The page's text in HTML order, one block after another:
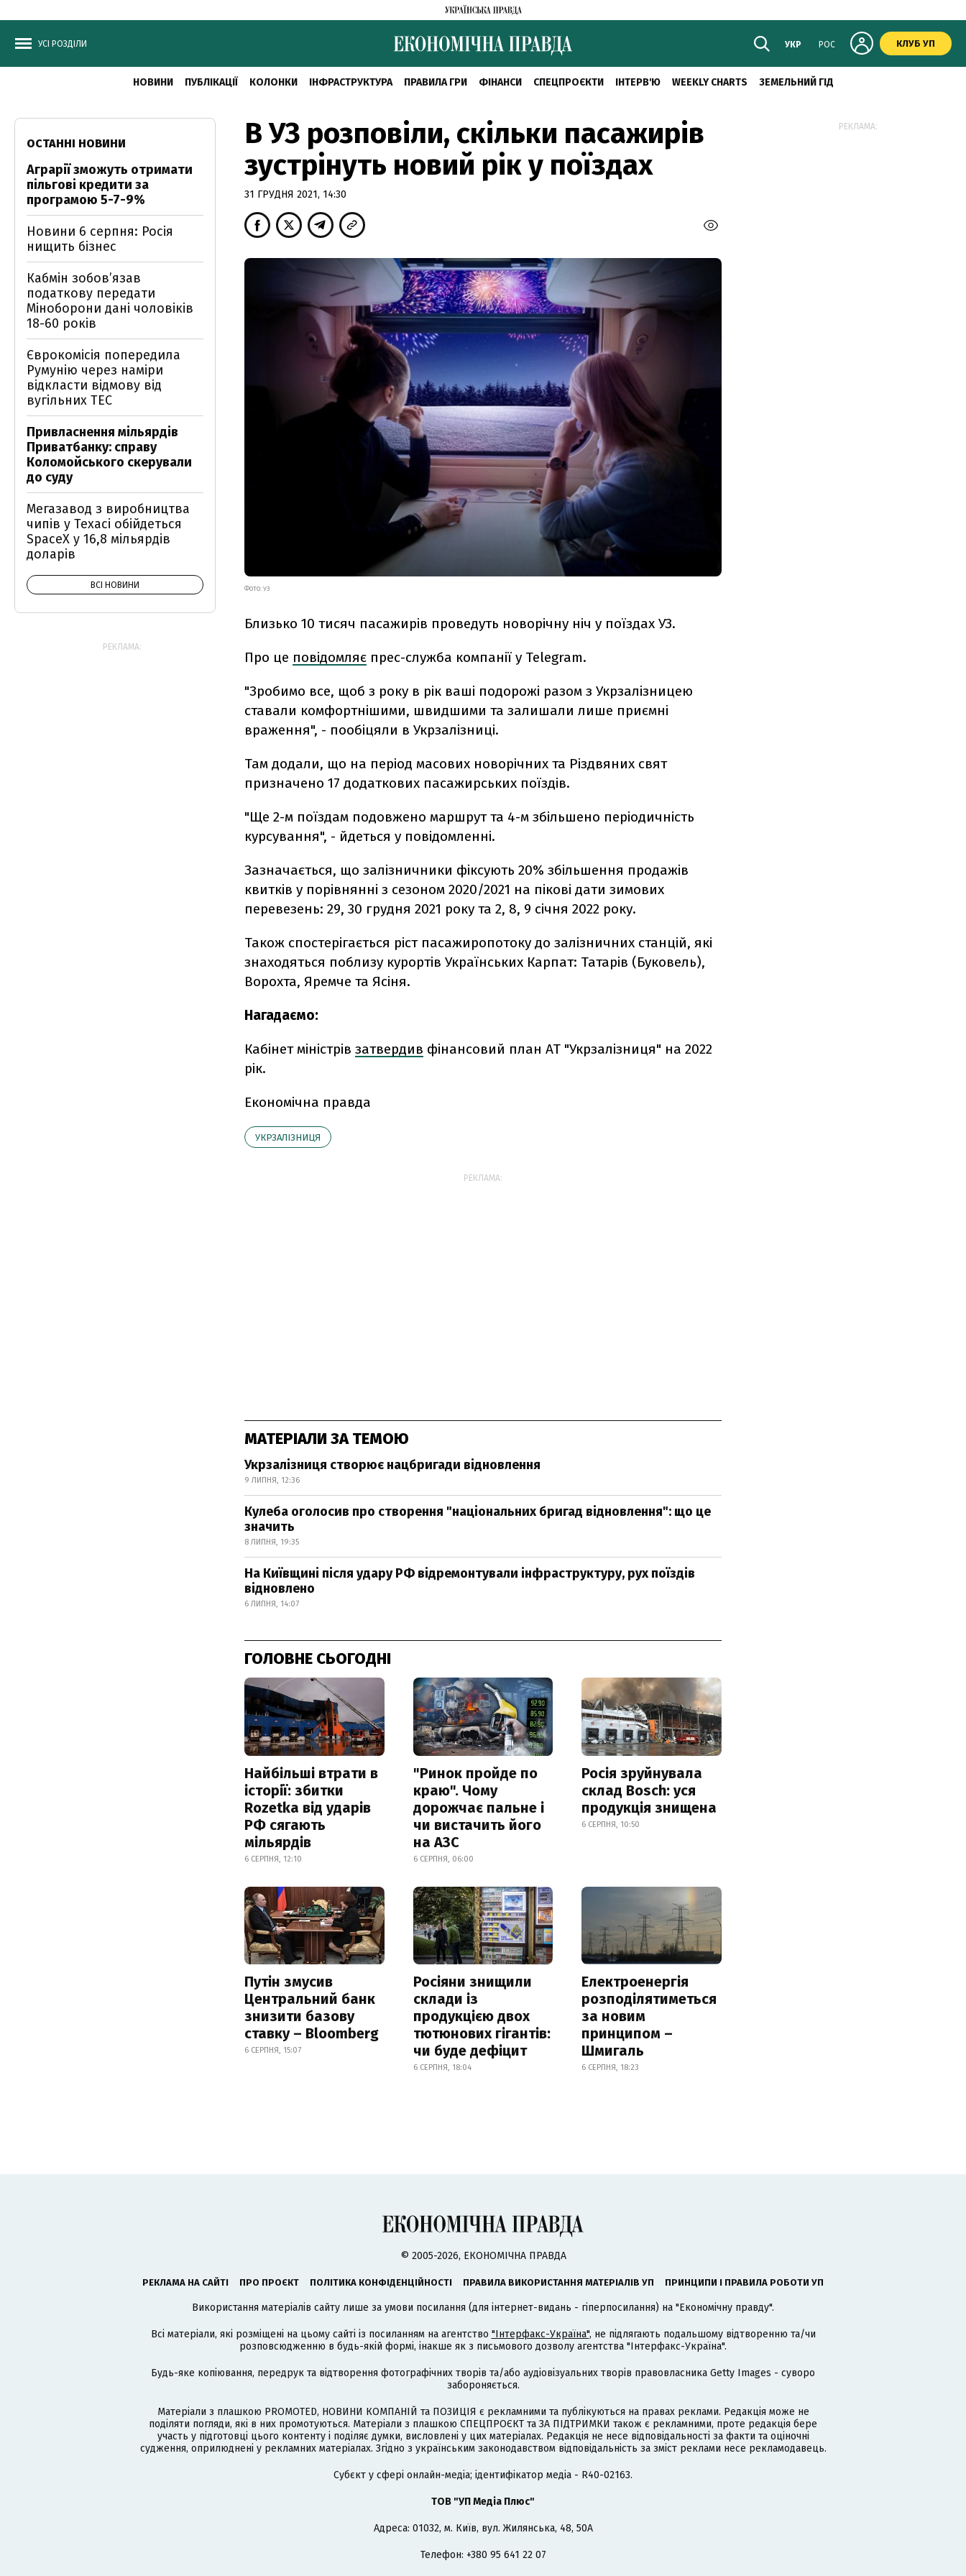
УСІ РОЗДІЛИ УКР РОС КЛУБ УП
НОВИНИ ПУБЛІКАЦІЇ КОЛОНКИ ІНФРАСТРУКТУРА ПРАВИЛА ГРИ ФІНАНСИ СПЕЦПРОЄКТИ ІНТЕРВ'Ю WEEKLY CHARTS ЗЕМЕЛЬНИЙ ГІД
В УЗ розповіли, скільки пасажирів
зустрінуть новий рік у поїздах
31 ГРУДНЯ 2021, 14:30
ФОТО: УЗ
Близько 10 тисяч пасажирів проведуть новорічну ніч у поїздах УЗ.
Про це повідомляє прес-служба компанії у Telegram.
"Зробимо все, щоб з року в рік ваші подорожі разом з Укрзалізницею
ставали комфортнішими, швидшими та залишали лише приємні
враження", - пообіцяли в Укрзалізниці.
Там додали, що на період масових новорічних та Різдвяних свят
призначено 17 додаткових пасажирських поїздів.
"Ще 2-м поїздам подовжено маршрут та 4-м збільшено періодичність
курсування", - йдеться у повідомленні.
Зазначається, що залізничники фіксують 20% збільшення продажів
квитків у порівнянні з сезоном 2020/2021 на пікові дати зимових
перевезень: 29, 30 грудня 2021 року та 2, 8, 9 січня 2022 року.
Також спостерігається ріст пасажиропотоку до залізничних станцій, які
знаходяться поблизу курортів Українських Карпат: Татарів (Буковель),
Ворохта, Яремче та Ясіня.
Нагадаємо:
Кабінет міністрів затвердив фінансовий план АТ "Укрзалізниця" на 2022
рік.
Економічна правда
УКРЗАЛІЗНИЦЯ
РЕКЛАМА:
МАТЕРІАЛИ ЗА ТЕМОЮ
Укрзалізниця створює нацбригади відновлення
9 ЛИПНЯ, 12:36
Кулеба оголосив про створення "національних бригад відновлення": що це
значить
8 ЛИПНЯ, 19:35
На Київщині після удару РФ відремонтували інфраструктуру, рух поїздів
відновлено
6 ЛИПНЯ, 14:07
ГОЛОВНЕ СЬОГОДНІ
Найбільші втрати в
історії: збитки
Rozetka від ударів
РФ сягають
мільярдів
6 СЕРПНЯ, 12:10
"Ринок пройде по
краю". Чому
дорожчає пальне і
чи вистачить його
на АЗС
6 СЕРПНЯ, 06:00
Росія зруйнувала
склад Bosch: уся
продукція знищена
6 СЕРПНЯ, 10:50
Путін змусив
Центральний банк
знизити базову
ставку – Bloomberg
6 СЕРПНЯ, 15:07
Росіяни знищили
склади із
продукцією двох
тютюнових гігантів:
чи буде дефіцит
6 СЕРПНЯ, 18:04
Електроенергія
розподілятиметься
за новим
принципом –
Шмигаль
6 СЕРПНЯ, 18:23
ОСТАННІ НОВИНИ
Аграрії зможуть отримати
пільгові кредити за
програмою 5-7-9%
Новини 6 серпня: Росія
нищить бізнес
Кабмін зобовʼязав
податкову передати
Міноборони дані чоловіків
18-60 років
Єврокомісія попередила
Румунію через наміри
відкласти відмову від
вугільних ТЕС
Привласнення мільярдів
Приватбанку: справу
Коломойського скерували
до суду
Мегазавод з виробництва
чипів у Техасі обійдеться
SpaceX у 16,8 мільярдів
доларів
ВСІ НОВИНИ
РЕКЛАМА:
РЕКЛАМА:
© 2005-2026, ЕКОНОМІЧНА ПРАВДА
РЕКЛАМА НА САЙТІ ПРО ПРОЄКТ ПОЛІТИКА КОНФІДЕНЦІЙНОСТІ ПРАВИЛА ВИКОРИСТАННЯ МАТЕРІАЛІВ УП ПРИНЦИПИ І ПРАВИЛА РОБОТИ УП
Використання матеріалів сайту лише за умови посилання (для інтернет-видань - гіперпосилання) на "Економічну правду".
Всі матеріали, які розміщені на цьому сайті із посиланням на агентство "Інтерфакс-Україна", не підлягають подальшому відтворенню та/чи
розповсюдженню в будь-якій формі, інакше як з письмового дозволу агентства "Інтерфакс-Україна".
Будь-яке копіювання, передрук та відтворення фотографічних творів та/або аудіовізуальних творів правовласника Getty Images - суворо
забороняється.
Матеріали з плашкою PROMOTED, НОВИНИ КОМПАНІЙ та ПОЗИЦІЯ є рекламними та публікуються на правах реклами. Редакція може не
поділяти погляди, які в них промотуються. Матеріали з плашкою СПЕЦПРОЄКТ та ЗА ПІДТРИМКИ також є рекламними, проте редакція бере
участь у підготовці цього контенту і поділяє думки, висловлені у цих матеріалах. Редакція не несе відповідальності за факти та оціночні
судження, оприлюднені у рекламних матеріалах. Згідно з українським законодавством відповідальність за зміст реклами несе рекламодавець.
Cубєкт у сфері онлайн-медіа; ідентифікатор медіа - R40-02163.
ТОВ "УП Медіа Плюс"
Адреса: 01032, м. Київ, вул. Жилянська, 48, 50А
Телефон: +380 95 641 22 07